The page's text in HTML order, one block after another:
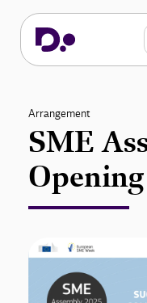
Arrangement
SME